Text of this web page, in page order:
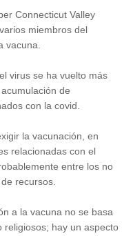
Connecticut Valley
miembros del
vacuna.
virus se ha vuelto más
de
con la covid.
la vacunación, en
relacionadas con el
entre los no
recursos.
a la vacuna no se basa
hay un aspecto